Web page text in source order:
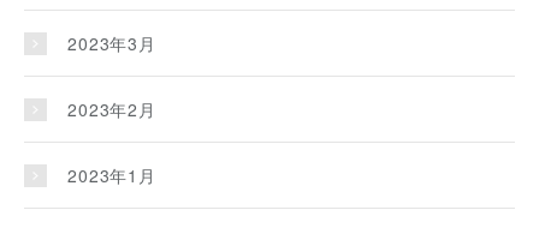
2023年3月
2023年2月
2023年1月